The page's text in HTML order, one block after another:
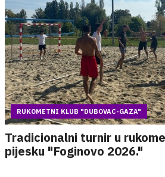
RUKOMETNI KLUB "DUBOVAC-GAZA"
Tradicionalni turnir u
pijesku "Foginovo 2026."